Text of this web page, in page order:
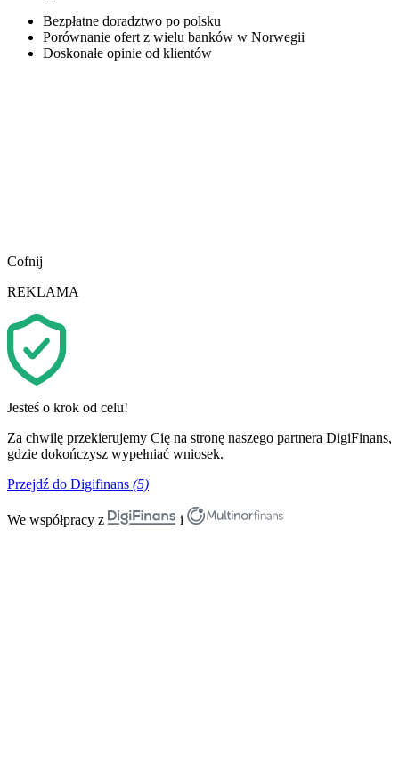
Bezpłatne doradztwo po polsku
Porównanie ofert z wielu banków w Norwegii
Doskonałe opinie od klientów
Cofnij
REKLAMA
Jesteś o krok od celu!
Za chwilę przekierujemy Cię na stronę naszego partnera DigiFinans,
gdzie dokończysz wypełniać wniosek.
Przejdź do Digifinans (5)
We współpracy z i